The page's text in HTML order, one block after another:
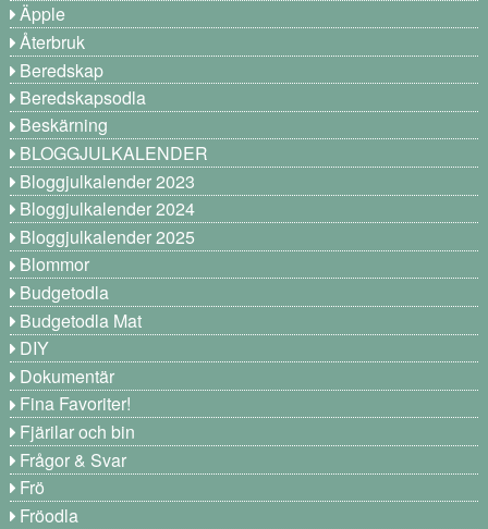
Äpple
Återbruk
Beredskap
Beredskapsodla
Beskärning
BLOGGJULKALENDER
Bloggjulkalender 2023
Bloggjulkalender 2024
Bloggjulkalender 2025
Blommor
Budgetodla
Budgetodla Mat
DIY
Dokumentär
Fina Favoriter!
Fjärilar och bin
Frågor & Svar
Frö
Fröodla